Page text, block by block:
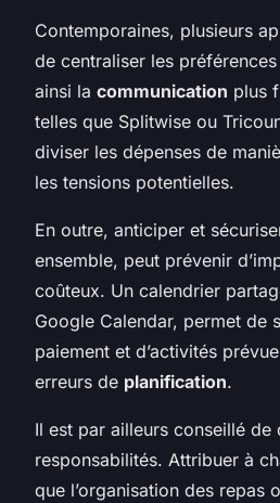
Contemporaines, plusieurs
de centraliser les
ainsi la communication plus
telles que Splitwise ou
diviser les dépenses de
les tensions potentielles.
En outre, anticiper et
ensemble, peut prévenir
coûteux. Un calendrier
Google Calendar, permet de
paiement et d’activités
erreurs de planification.
Il est par ailleurs conseillé de
responsabilités. Attribuer à
que l’organisation des repas